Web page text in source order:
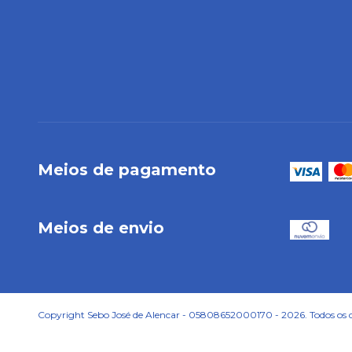
Meios de pagamento
Meios de envio
Copyright Sebo José de Alencar - 05808652000170 - 2026. Todos os